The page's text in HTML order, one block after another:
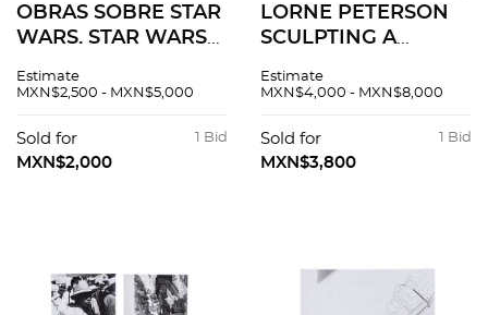
OBRAS SOBRE STAR
WARS. STAR WARS
PREQUELS
Estimate
MXN$2,500 - MXN$5,000
1 Bid
Sold for
MXN$2,000
LORNE PETERSON
SCULPTING A
STAR WARS MODEL
EDITION EUA, 2006.
Con figuras.
Estimate
MXN$4,000 - MXN$8,000
1 Bid
Sold for
MXN$3,800